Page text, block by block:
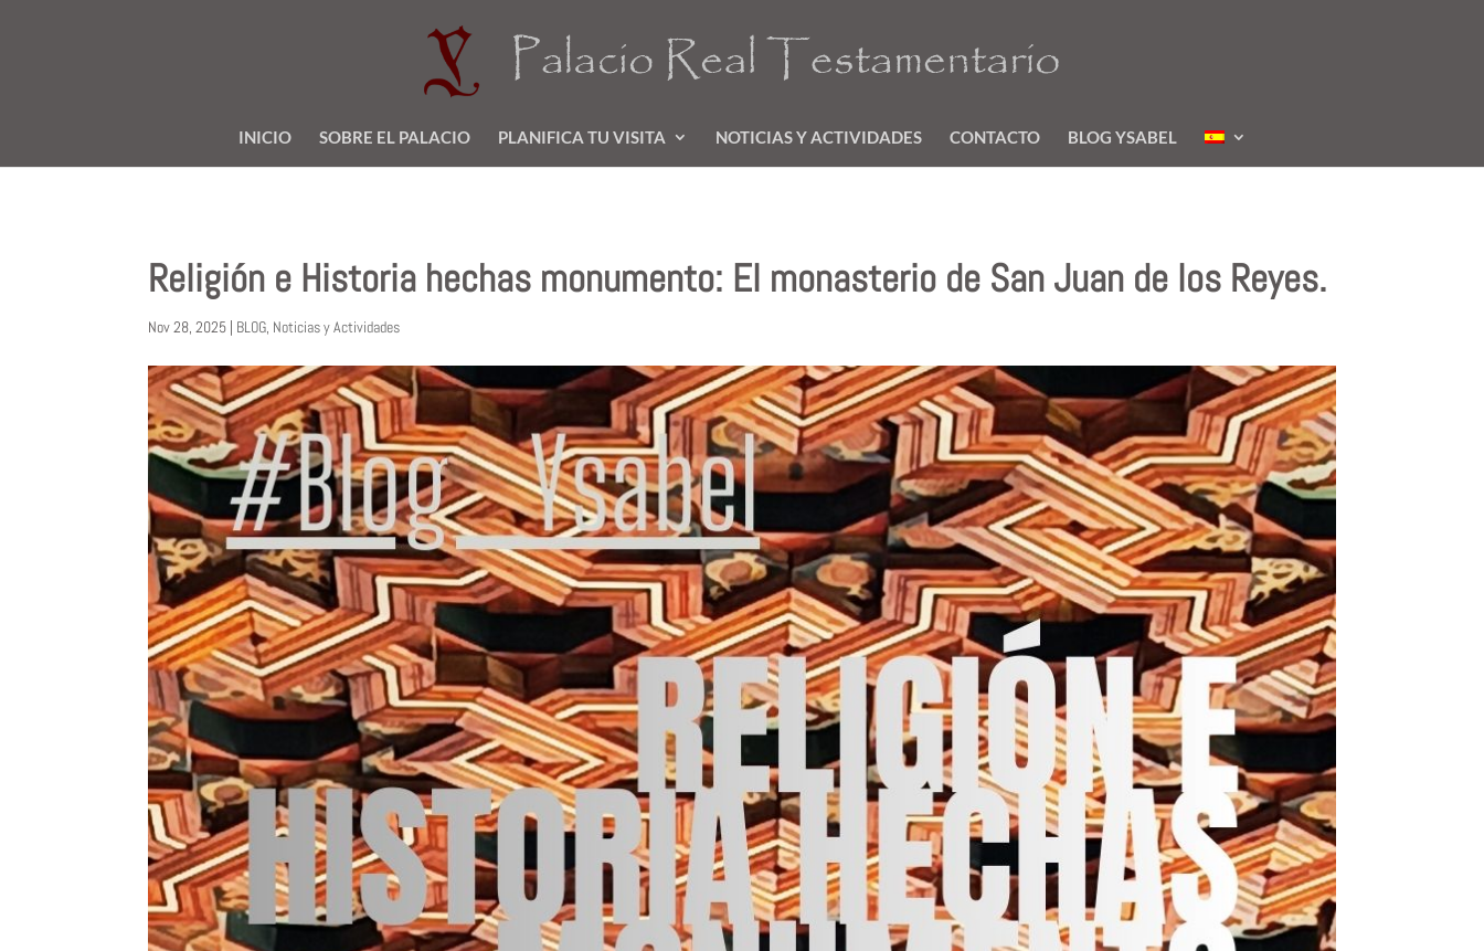
INICIO SOBRE EL PALACIO PLANIFICA TU VISITA NOTICIAS Y ACTIVIDADES CONTACTO BLOG YSABEL
Religión e Historia hechas monumento: El monasterio de San Juan de los Reyes.
Nov 28, 2025 | BLOG, Noticias y Actividades